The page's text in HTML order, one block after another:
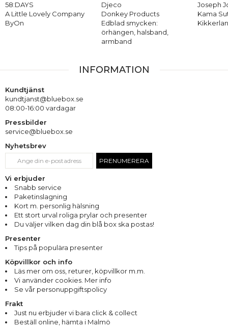
58:DAYS
A Little Lovely Company
ByOn
Djeco
Donkey Products
Edblad smycken:
örhängen, halsband,
armband
Joseph
Kama
INFORMATION
Kundtjänst
kundtjanst@bluebox.se
08:00-16:00 vardagar
Pressbilder
service@bluebox.se
Nyhetsbrev
PRENUMERERA
Vi erbjuder
Snabb service
Paketinslagning
Kort m. personlig hälsning
Ett stort urval roliga prylar och presenter
Du väljer vilken dag din blå box ska postas!
Presenter
Tips på populära presenter
Köpvillkor och info
Läs mer om oss returer köpvillkor m.m.
Vi använder cookies. Mer info
Se vår personuppgiftspolicy
Frakt
Just nu erbjuder vi bara click & collect
Beställ online, hämta i Malmö